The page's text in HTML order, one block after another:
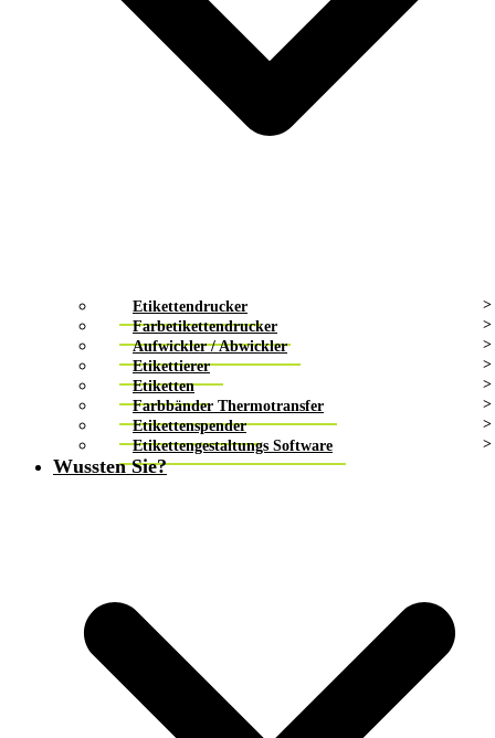
Etikettendrucker
Farbetikettendrucker
Aufwickler / Abwickler
Etikettierer
Etiketten
Farbbänder Thermotransfer
Etikettenspender
Etikettengestaltungs Software
Wussten Sie?